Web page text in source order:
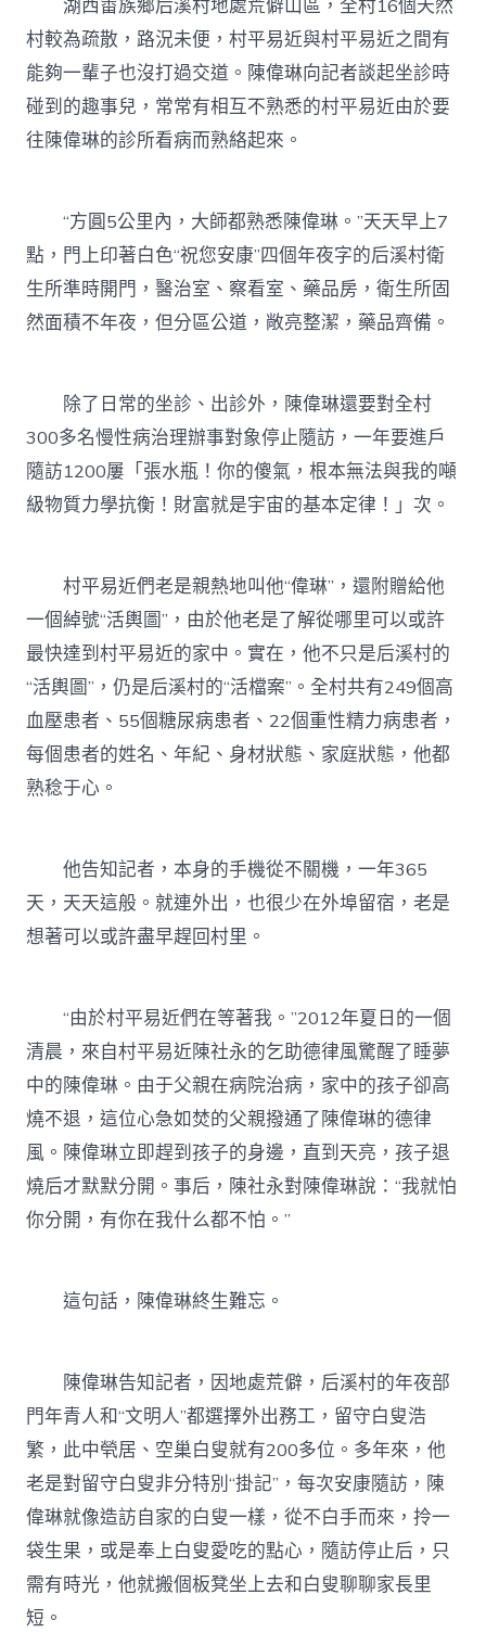
湖西畬族鄉后溪村地處荒僻山區，全村16個天然
村較為疏散，路況未便，村平易近與村平易近之間有
能夠一輩子也沒打過交道。陳偉琳向記者談起坐診時
碰到的趣事兒，常常有相互不熟悉的村平易近由於要
往陳偉琳的診所看病而熟絡起來。
“方圓5公里內，大師都熟悉陳偉琳。”天天早上7
點，門上印著白色“祝您安康”四個年夜字的后溪村衛
生所準時開門，醫治室、察看室、藥品房，衛生所固
然面積不年夜，但分區公道，敞亮整潔，藥品齊備。
除了日常的坐診、出診外，陳偉琳還要對全村
300多名慢性病治理辦事對象停止隨訪，一年要進戶
隨訪1200屢「張水瓶！你的傻氣，根本無法與我的噸
級物質力學抗衡！財富就是宇宙的基本定律！」次。
村平易近們老是親熱地叫他“偉琳”，還附贈給他
一個綽號“活輿圖”，由於他老是了解從哪里可以或許
最快達到村平易近的家中。實在，他不只是后溪村的
“活輿圖”，仍是后溪村的“活檔案”。全村共有249個高
血壓患者、55個糖尿病患者、22個重性精力病患者，
每個患者的姓名、年紀、身材狀態、家庭狀態，他都
熟稔于心。
他告知記者，本身的手機從不關機，一年365
天，天天這般。就連外出，也很少在外埠留宿，老是
想著可以或許盡早趕回村里。
“由於村平易近們在等著我。”2012年夏日的一個
清晨，來自村平易近陳社永的乞助德律風驚醒了睡夢
中的陳偉琳。由于父親在病院治病，家中的孩子卻高
燒不退，這位心急如焚的父親撥通了陳偉琳的德律
風。陳偉琳立即趕到孩子的身邊，直到天亮，孩子退
燒后才默默分開。事后，陳社永對陳偉琳說：“我就怕
你分開，有你在我什么都不怕。”
這句話，陳偉琳終生難忘。
陳偉琳告知記者，因地處荒僻，后溪村的年夜部
門年青人和“文明人”都選擇外出務工，留守白叟浩
繁，此中煢居、空巢白叟就有200多位。多年來，他
老是對留守白叟非分特別“掛記”，每次安康隨訪，陳
偉琳就像造訪自家的白叟一樣，從不白手而來，拎一
袋生果，或是奉上白叟愛吃的點心，隨訪停止后，只
需有時光，他就搬個板凳坐上去和白叟聊聊家長里
短。